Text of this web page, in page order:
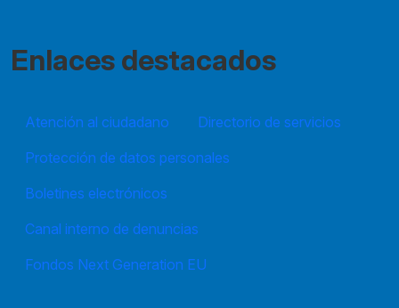
Enlaces destacados
Atención al ciudadano
Directorio de servicios
Protección de datos personales
Boletines electrónicos
Canal interno de denuncias
Fondos Next Generation EU